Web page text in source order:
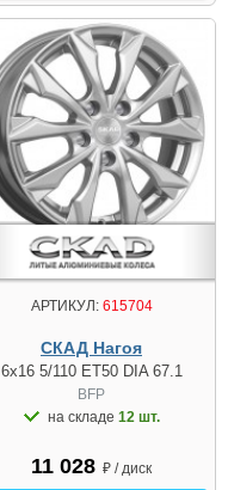
АРТИКУЛ:615704
СКАД Нагоя
6x16 5/110 ET50 DIA 67.1
BFP
на складе 12 шт.
11 028 ₽ / диск